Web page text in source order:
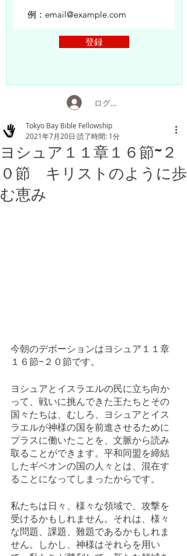
登録
ログイン
ヨシュア１１章１６節~２
０節 キリストのように歩
む恵み
Tokyo Bay Bible Fellowship
2021年7月20日 読了時間: 1分
今朝のデボーションはヨシュア１１章
１６節~２０節です。
ヨシュアとイスラエルの民に立ち向か
って、戦いに挑んできた王たちとその
国々たちは、むしろ、ヨシュアとイス
ラエルが神様の国を前進させるために
プラスに働いたことを、文脈から読み
取ることができます。平和同盟を締結
したギベオンの国の人々とは、混在す
ることになってしまったからです。
私たちは日々、様々な領域で、攻撃を
受けるかもしれません。それは、様々
な問題、課題、難題であるかもしれま
せん。しかし、神様はそれらを用い